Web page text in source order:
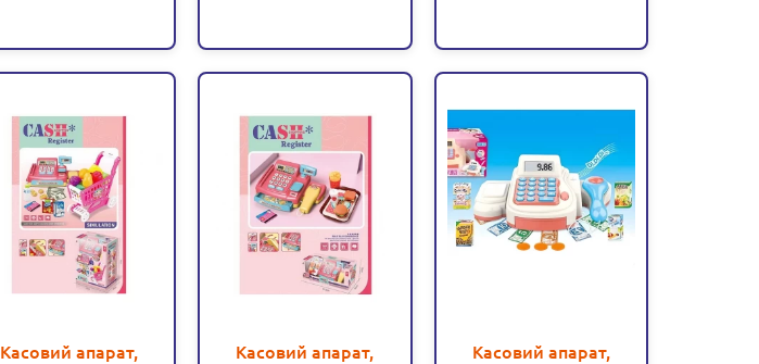
Касовий апарат,
Касовий апарат,
Касовий апарат,